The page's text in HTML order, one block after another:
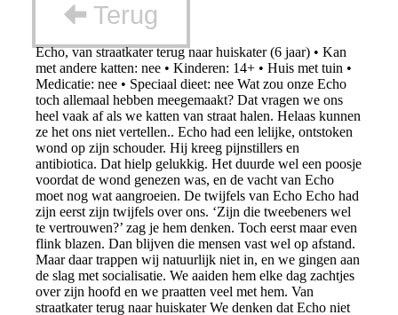
Terug
Echo, van straatkater terug naar huiskater (6 jaar) • Kan
met andere katten: nee • Kinderen: 14+ • Huis met tuin •
Medicatie: nee • Speciaal dieet: nee Wat zou onze Echo
toch allemaal hebben meegemaakt? Dat vragen we ons
heel vaak af als we katten van straat halen. Helaas kunnen
ze het ons niet vertellen.. Echo had een lelijke, ontstoken
wond op zijn schouder. Hij kreeg pijnstillers en
antibiotica. Dat hielp gelukkig. Het duurde wel een poosje
voordat de wond genezen was, en de vacht van Echo
moet nog wat aangroeien. De twijfels van Echo Echo had
zijn eerst zijn twijfels over ons. ‘Zijn die tweebeners wel
te vertrouwen?’ zag je hem denken. Toch eerst maar even
flink blazen. Dan blijven die mensen vast wel op afstand.
Maar daar trappen wij natuurlijk niet in, en we gingen aan
de slag met socialisatie. We aaiden hem elke dag zachtjes
over zijn hoofd en we praatten veel met hem. Van
straatkater terug naar huiskater We denken dat Echo niet